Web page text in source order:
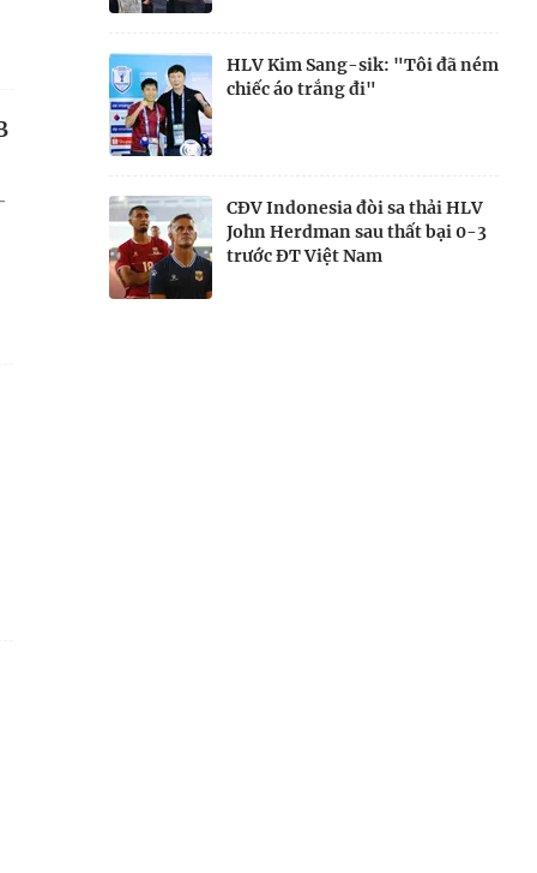
HLV Kim Sang-sik: "Tôi đã ném
chiếc áo trắng đi"
CĐV Indonesia đòi sa thải HLV
John Herdman sau thất bại 0-3
trước ĐT Việt Nam